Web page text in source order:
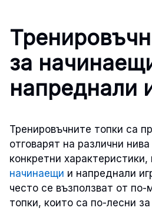
за
напреднали
Тренировъчните топки са
отговарят на различни
конкретни
начинаещи и напреднали
често се възползват от
топки, които са по-лесни